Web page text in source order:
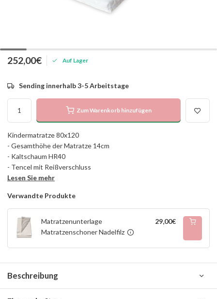
252,00€ Auf Lager
Sending innerhalb 3-5 Arbeitstage
Zum Warenkorb hinzufügen
Kindermatratze 80x120
- Gesamthöhe der Matratze 14cm
- Kaltschaum HR40
- Tencel mit Reißverschluss
Lesen Sie mehr
Verwandte Produkte
Matratzenunterlage
Matratzenschoner Nadelfilz
29,00€
Beschreibung